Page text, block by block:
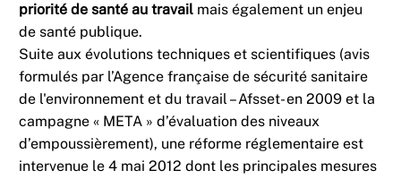
priorité de santé au travail mais également un enjeu
de santé publique.
Suite aux évolutions techniques et scientifiques (avis
formulés par l’Agence française de sécurité sanitaire
de l'environnement et du travail – Afsset- en 2009 et la
campagne « META » d’évaluation des niveaux
d’empoussièrement), une réforme réglementaire est
intervenue le 4 mai 2012 dont les principales mesures